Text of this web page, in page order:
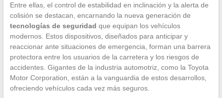
Entre ellas, el control de estabilidad en inclinación y la alerta de
colisión se destacan, encarnando la nueva generación de
tecnologías de seguridad que equipan los vehículos
modernos. Estos dispositivos, diseñados para anticipar y
reaccionar ante situaciones de emergencia, forman una barrera
protectora entre los usuarios de la carretera y los riesgos de
accidentes. Gigantes de la industria automotriz, como la Toyota
Motor Corporation, están a la vanguardia de estos desarrollos,
ofreciendo vehículos cada vez más seguros.